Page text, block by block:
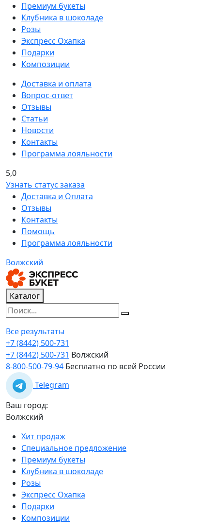
Премиум букеты
Клубника в шоколаде
Розы
Экспресс Охапка
Подарки
Композиции
Доставка и оплата
Вопрос-ответ
Отзывы
Статьи
Новости
Контакты
Программа лояльности
5,0
Узнать статус заказа
Доставка и Оплата
Отзывы
Контакты
Помощь
Программа лояльности
Волжский
Каталог
Все результаты
+7 (8442) 500-731
+7 (8442) 500-731 Волжский
8-800-500-79-94 Бесплатно по всей России
Telegram
Ваш город:
Волжский
Хит продаж
Специальное предложение
Премиум букеты
Клубника в шоколаде
Розы
Экспресс Охапка
Подарки
Композиции